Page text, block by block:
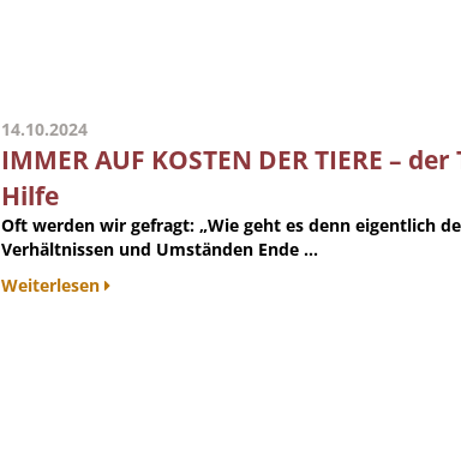
14.10.2024
IMMER AUF KOSTEN DER TIERE –
Hilfe
Oft werden wir gefragt: „Wie geht es denn eigentlich
Verhältnissen und Umständen Ende ...
Weiterlesen